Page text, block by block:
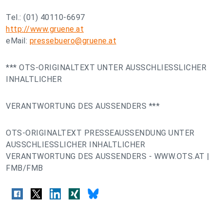
Tel.: (01) 40110-6697
http://www.gruene.at
eMail: pressebuero@gruene.at
*** OTS-ORIGINALTEXT UNTER AUSSCHLIESSLICHER
INHALTLICHER
VERANTWORTUNG DES AUSSENDERS ***
OTS-ORIGINALTEXT PRESSEAUSSENDUNG UNTER
AUSSCHLIESSLICHER INHALTLICHER
VERANTWORTUNG DES AUSSENDERS - WWW.OTS.AT |
FMB/FMB